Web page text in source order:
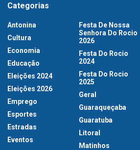
Categorias
Antonina
Cultura
Economia
Educação
Eleições 2024
Eleições 2026
Emprego
Esportes
Estradas
Eventos
Festa De Nossa
Senhora Do Rocio
2026
Festa Do Rocio
2024
Festa Do Rocio
2025
Geral
Guaraqueçaba
Guaratuba
Litoral
Matinhos